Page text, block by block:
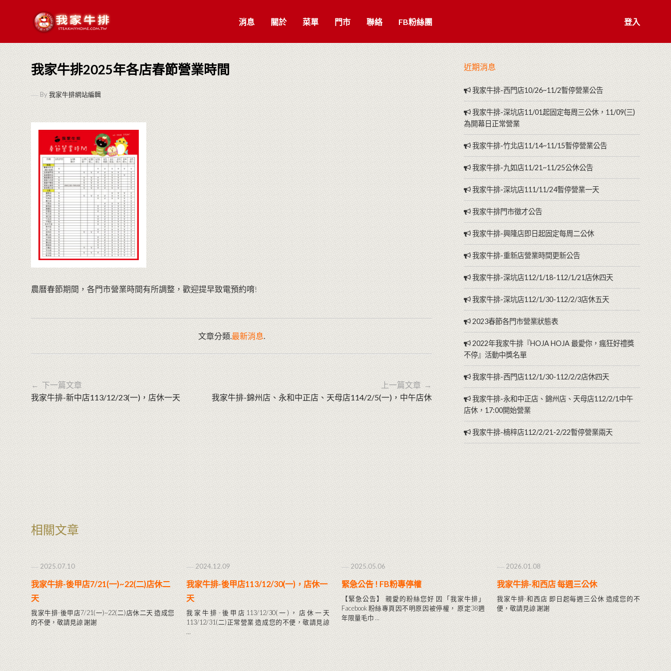
消息 關於 菜單 門市 聯絡 FB粉絲團 登入
我家牛排2025年各店春節營業時間
By我家牛排網站編輯
農曆春節期間，各門市營業時間有所調整，歡迎提早致電預約唷!
文章分類.最新消息.
← 下一篇文章
我家牛排-新中店113/12/23(一)，店休一天
上一篇文章 →
我家牛排-錦州店、永和中正店、天母店114/2/5(一)，中午店休
近期消息
我家牛排-西門店10/26~11/2暫停營業公告
我家牛排-深坑店11/01起固定每周三公休，11/09(三)
為開幕日正常營業
我家牛排-竹北店11/14~11/15暫停營業公告
我家牛排-九如店11/21~11/25公休公告
我家牛排-深坑店111/11/24暫停營業一天
我家牛排門市徵才公告
我家牛排-興隆店即日起固定每周二公休
我家牛排-重新店營業時間更新公告
我家牛排-深坑店112/1/18-112/1/21店休四天
我家牛排-深坑店112/1/30-112/2/3店休五天
2023春節各門市營業狀態表
2022年我家牛排『HOJA HOJA 最愛你，瘋狂好禮獎
不停』活動中獎名單
我家牛排-西門店112/1/30-112/2/2店休四天
我家牛排-永和中正店、錦州店、天母店112/2/1中午
店休，17:00開始營業
我家牛排-楠梓店112/2/21-2/22暫停營業兩天
相關文章
2025.07.10
我家牛排-後甲店7/21(一)~22(二)店休二
天
我家牛排-後甲店7/21(一)~22(二)店休二天 造成您
的不便，敬請見諒 謝謝
2024.12.09
我家牛排-後甲店113/12/30(一)，店休一
天
我家牛排-後甲店113/12/30(一)，店休一天
113/12/31(二)正常營業 造成您的不便，敬請見諒
…
2025.05.06
緊急公告 ! FB粉專停權
【緊急公告】 親愛的粉絲您好 因「我家牛排」
Facebook 粉絲專頁因不明原因被停權， 原定38週
年限量毛巾 …
2026.01.08
我家牛排-和西店 每週三公休
我家牛排-和西店 即日起每週三公休 造成您的不
便，敬請見諒 謝謝